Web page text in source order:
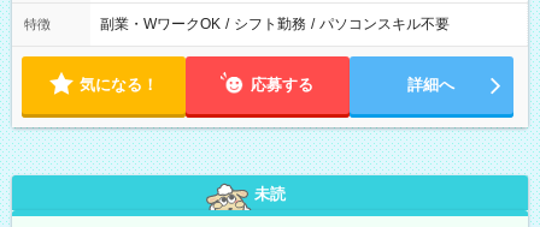
特徴 副業・WワークOK / シフト勤務 / パソコンスキル不要
気になる！ 応募する 詳細へ
未読